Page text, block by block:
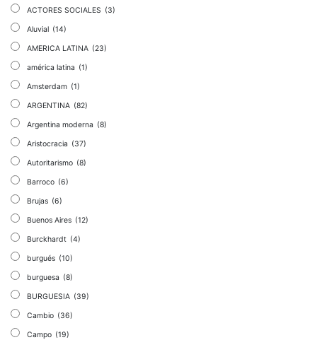
ACTORES SOCIALES (3)
Aluvial (14)
AMERICA LATINA (23)
américa latina (1)
Amsterdam (1)
ARGENTINA (82)
Argentina moderna (8)
Aristocracia (37)
Autoritarismo (8)
Barroco (6)
Brujas (6)
Buenos Aires (12)
Burckhardt (4)
burgués (10)
burguesa (8)
BURGUESIA (39)
Cambio (36)
Campo (19)